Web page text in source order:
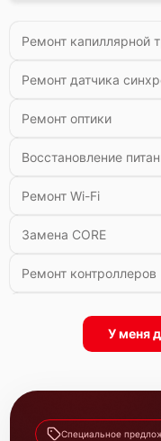
Ремонт капиллярной
Ремонт датчика
Ремонт оптики
Восстановление
Ремонт Wi-Fi
Замена CORE
Ремонт контроллеров
Ремонт встроенного
Замена матрицы
Прошивка
У меня
Специальное